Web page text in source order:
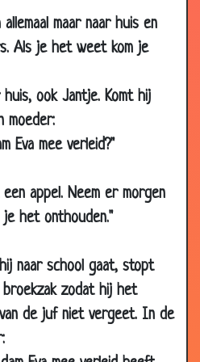
maar naar huis en
Als je het weet kom je
ook Jantje. Komt hij
moeder:
Eva mee verleid?"
appel. Neem er morgen
je het onthouden."
naar school gaat, stopt
zodat hij het
de juf niet vergeet. In de
3.25
3.69
3.33
ik iets vragen?
verjaardag
3.71
3.29
dan de ander
tekenen
3.70